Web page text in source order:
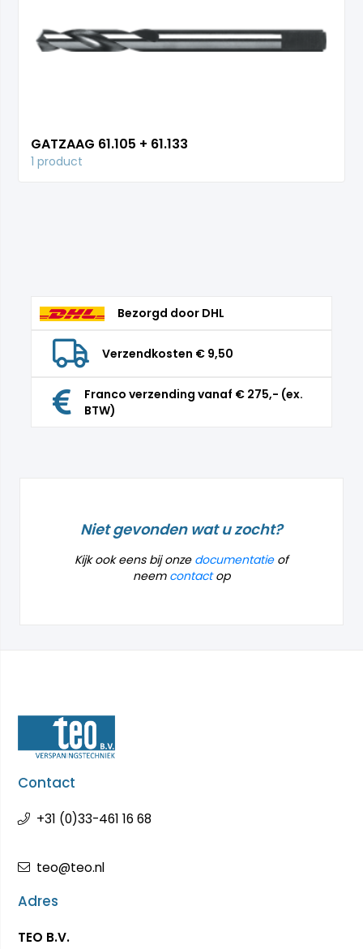
GATZAAG 61.105 + 61.133
1 product
Bezorgd door DHL
Verzendkosten € 9,50
Franco verzending vanaf € 275,- (ex.
BTW)
Niet gevonden wat u zocht?
Kijk ook eens bij onze documentatieof
neem contactop
Contact
+31 (0)33-461 16 68
teo@teo.nl
Adres
TEO B.V.